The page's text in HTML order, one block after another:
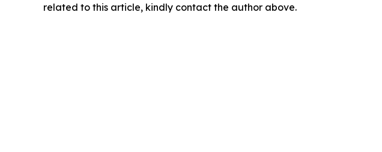
related to this article, kindly contact the author above.